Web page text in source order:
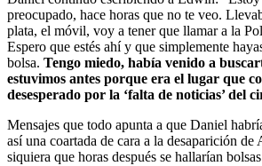
preocupado, hace horas que no te veo.
plata, el móvil, voy a tener que llamar a la
Espero que estés ahí y que simplemente
bolsa. Tengo miedo, había venido a
estuvimos antes porque era el lugar que
desesperado por la ‘falta de noticias’ del
Mensajes que todo apunta a que Daniel
así una coartada de cara a la desaparición de
siquiera que horas después se hallarían